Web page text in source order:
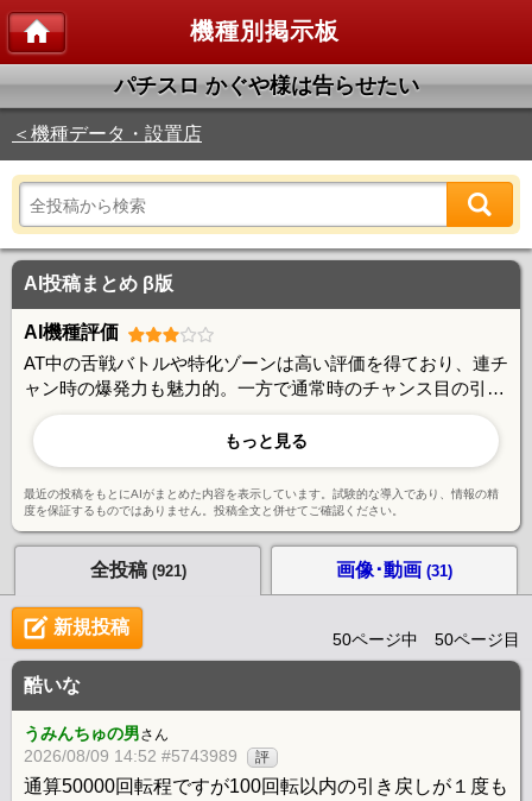
機種別掲示板
パチスロ かぐや様は告らせたい
＜機種データ・設置店
AI投稿まとめ β版
AI機種評価
AT中の舌戦バトルや特化ゾーンは高い評価を得ており、連チ
ャン時の爆発力も魅力的。一方で通常時のチャンス目の引き
にくさや引き戻し率の体感値の低さ、有利区間切断後の冷遇
感など、ゲームバランスに課題を感じる声も多い。設定が入
れば安定した出玉性能を発揮するが、低設定域では厳しいと
の意見もあり、賛否が分かれる機種となっている。
もっと見る
最近の投稿をもとにAIがまとめた内容を表示しています。試験的な導入であり、情報の精
度を保証するものではありません。投稿全文と併せてご確認ください。
全投稿 (921) 画像･動画 (31)
新規投稿
50ページ中 50ページ目
酷いな
うみんちゅの男さん
2026/08/09 14:52 #5743989 評
通算50000回転程ですが100回転以内の引き戻しが１度も